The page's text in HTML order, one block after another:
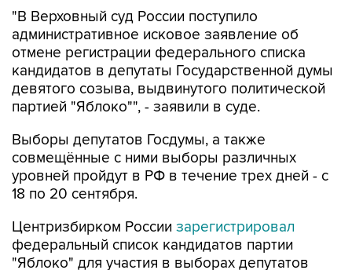
"В Верховный суд России поступило
административное исковое заявление об
отмене регистрации федерального списка
кандидатов в депутаты Государственной думы
девятого созыва, выдвинутого политической
партией "Яблоко"", - заявили в суде.
Выборы депутатов Госдумы, а также
совмещённые с ними выборы различных
уровней пройдут в РФ в течение трех дней - с
18 по 20 сентября.
Центризбирком России зарегистрировал
федеральный список кандидатов партии
"Яблоко" для участия в выборах депутатов